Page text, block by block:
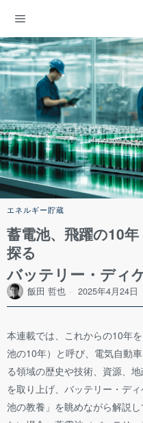
エネルギー貯蔵
蓄電池、飛躍の10
探る
バッテリー・ディ
飯田 哲也 2025年4月24日
本連載では、これからの10年
池の10年）と呼び、電気自動
る領域の歴史や技術、資源、
を取り上げ、バッテリー・デ
池の教養」を眺めながら解説